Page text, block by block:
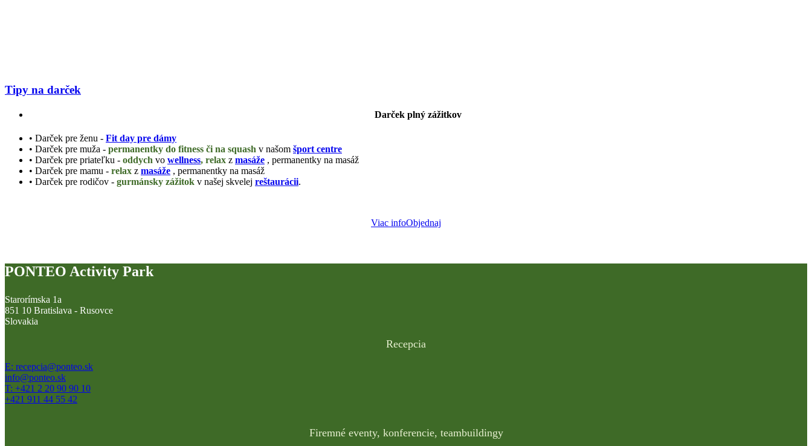
Tipy na darček
Darček plný zážitkov
• Darček pre ženu - Fit day pre dámy
• Darček pre muža - permanentky do fitness či na squash v našom šport centre
• Darček pre priateľku - oddych vo wellness, relax z masáže , permanentky na masáž
• Darček pre mamu - relax z masáže , permanentky na masáž
• Darček pre rodičov - gurmánsky zážitok v našej skvelej reštaurácii.
Viac infoObjednaj
PONTEO Activity Park
Starorímska 1a
851 10 Bratislava - Rusovce
Slovakia
Recepcia
E: recepcia@ponteo.sk
info@ponteo.sk
T: +421 2 20 90 90 10
+421 911 44 55 42
Firemné eventy, konferencie, teambuildingy